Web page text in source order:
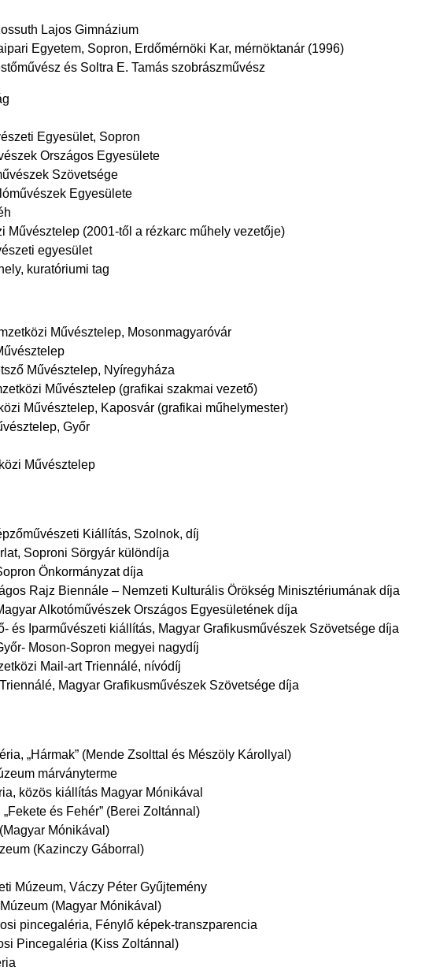
Lajos Gimnázium
Egyetem, Sopron, Erdőmérnöki Kar, mérnöktanár (1996)
és Soltra E. Tamás szobrászművész
Egyesület, Sopron
Országos Egyesülete
Szövetsége
Egyesülete
Művésztelep (2001-től a rézkarc műhely vezetője)
egyesület
kuratóriumi tag
Művésztelep, Mosonmagyaróvár
Művésztelep, Nyíregyháza
Művésztelep (grafikai szakmai vezető)
Művésztelep, Kaposvár (grafikai műhelymester)
Győr
Művésztelep
Kiállítás, Szolnok, díj
Soproni Sörgyár különdíja
Önkormányzat díja
Rajz Biennále – Nemzeti Kulturális Örökség Minisztériumának díja
Alkotóművészek Országos Egyesületének díja
és Iparművészeti kiállítás, Magyar Grafikusművészek Szövetsége díja
Moson-Sopron megyei nagydíj
Mail-art Triennálé, nívódíj
Magyar Grafikusművészek Szövetsége díja
„Hármak” (Mende Zsolttal és Mészöly Károllyal)
márványterme
közös kiállítás Magyar Mónikával
és Fehér” (Berei Zoltánnal)
Mónikával)
(Kazinczy Gáborral)
Múzeum, Váczy Péter Gyűjtemény
(Magyar Mónikával)
pincegaléria, Fénylő képek-transzparencia
Pincegaléria (Kiss Zoltánnal)